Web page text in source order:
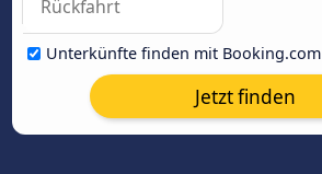
Unterkünfte finden mit Booking.com
Jetzt finden